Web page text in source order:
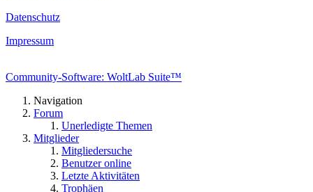
Datenschutz
Impressum
Community-Software: WoltLab Suite™
Navigation
Forum
Unerledigte Themen
Mitglieder
Mitgliedersuche
Benutzer online
Letzte Aktivitäten
Trophäen